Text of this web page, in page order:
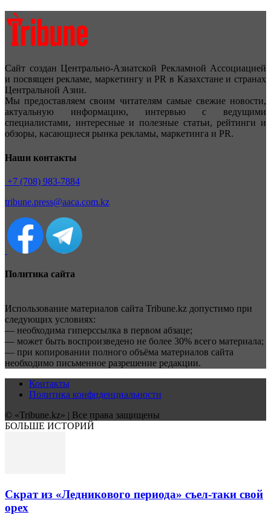
Сайт создан Центрально-Азиатской Рекламной Ассоциацией
и посвящен рекламе, маркетингу и PR в Казахстане и странах
Центральной Азии.
Мы предоставляем своим читателям самые свежие новости,
актуальную информацию, интервью с ведущими
специалистами, интересные и полезные статьи, рейтинги и
обзоры, касающиеся рынка рекламы, маркетинга и PR.
Наши контакты
+7 (708) 983-7884
tribune.press@aaca.com.kz
Политика сайта
Использование материалов сайта Tribune.kz допустимо при
следующих условиях:
— необходима гиперссылка в первом абзаце;
— может быть воспроизведено не более 30% всего материала;
— при копировании полного объёма материалов сайта
необходимо письменное разрешение редакции.
Контакты
Политика конфиденциальности
© «Tribune.kz» | Все права защищены
БОЛЬШЕ ИСТОРИЙ
Скрат из «Ледникового периода» съел-таки свой
орех